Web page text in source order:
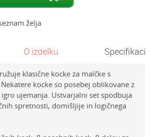
želja
O izdelku
klasične kocke za malčke s
kocke so posebej oblikovane z
ujemanja. Ustvarjalni set spodbuja
spretnosti, domišljije in logičnega